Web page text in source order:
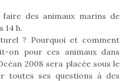
faire des animaux marins de
14 h.
? Pourquoi et comment
on pour ces animaux dans
2008 sera placée sous le
toutes ses questions à des